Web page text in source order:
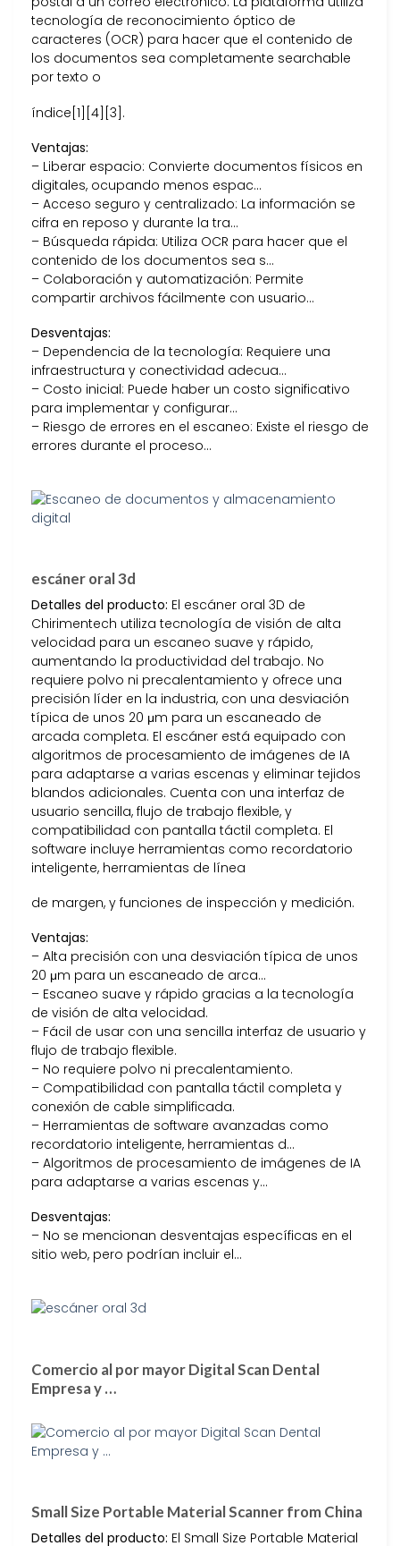
tecnología de reconocimiento óptico de
caracteres (OCR) para hacer que el contenido de
los documentos sea completamente searchable
por texto o
índice[1][4][3].
Ventajas:
– Liberar espacio: Convierte documentos físicos en
digitales, ocupando menos espac…
– Acceso seguro y centralizado: La información se
cifra en reposo y durante la tra…
– Búsqueda rápida: Utiliza OCR para hacer que el
contenido de los documentos sea s…
– Colaboración y automatización: Permite
compartir archivos fácilmente con usuario…
Desventajas:
– Dependencia de la tecnología: Requiere una
infraestructura y conectividad adecua…
– Costo inicial: Puede haber un costo significativo
para implementar y configurar…
– Riesgo de errores en el escaneo: Existe el riesgo de
errores durante el proceso…
escáner oral 3d
Detalles del producto: El escáner oral 3D de
Chirimentech utiliza tecnología de visión de alta
velocidad para un escaneo suave y rápido,
aumentando la productividad del trabajo. No
requiere polvo ni precalentamiento y ofrece una
precisión líder en la industria, con una desviación
típica de unos 20 μm para un escaneado de
arcada completa. El escáner está equipado con
algoritmos de procesamiento de imágenes de IA
para adaptarse a varias escenas y eliminar tejidos
blandos adicionales. Cuenta con una interfaz de
usuario sencilla, flujo de trabajo flexible, y
compatibilidad con pantalla táctil completa. El
software incluye herramientas como recordatorio
inteligente, herramientas de línea
de margen, y funciones de inspección y medición.
Ventajas:
– Alta precisión con una desviación típica de unos
20 μm para un escaneado de arca…
– Escaneo suave y rápido gracias a la tecnología
de visión de alta velocidad.
– Fácil de usar con una sencilla interfaz de usuario y
flujo de trabajo flexible.
– No requiere polvo ni precalentamiento.
– Compatibilidad con pantalla táctil completa y
conexión de cable simplificada.
– Herramientas de software avanzadas como
recordatorio inteligente, herramientas d…
– Algoritmos de procesamiento de imágenes de IA
para adaptarse a varias escenas y…
Desventajas:
– No se mencionan desventajas específicas en el
sitio web, pero podrían incluir el…
Comercio al por mayor Digital Scan Dental
Empresa y …
Small Size Portable Material Scanner from China
Detalles del producto: El Small Size Portable Material